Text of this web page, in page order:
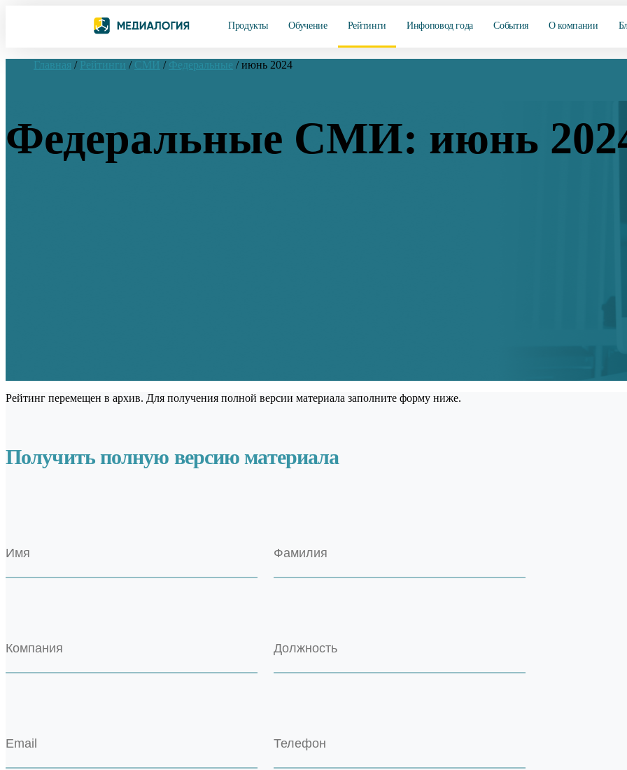
Продукты Обучение Рейтинги Инфоповод года События О компании
Главная / Рейтинги / СМИ / Федеральные / июнь 2024
Федеральные СМИ: июнь
Рейтинг перемещен в архив. Для получения полной версии материала заполните форму ниже.
Получить полную версию материала